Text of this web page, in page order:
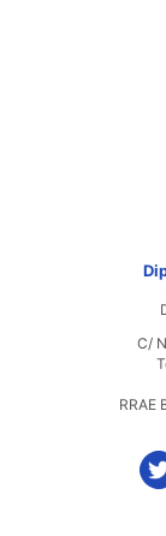
C/
RRAE